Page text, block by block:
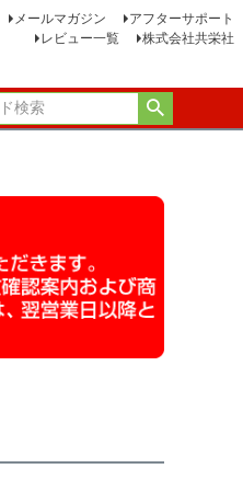
メールマガジン
アフターサポート
レビュー一覧
株式会社共栄社